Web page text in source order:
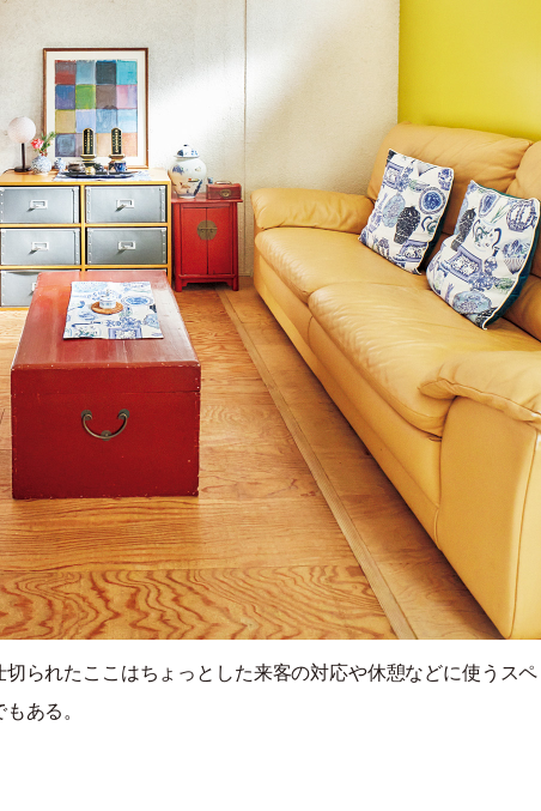
切られたここはちょっとした来客の対応や休憩などに使うスペ
ある。